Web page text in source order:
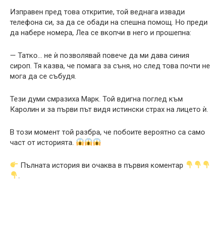
Изправен пред това откритие, той веднага извади
телефона си, за да се обади на спешна помощ. Но преди
да набере номера, Леа се вкопчи в него и прошепна:
— Татко… не ѝ позволявай повече да ми дава синия
сироп. Тя казва, че помага за съня, но след това почти не
мога да се събудя.
Тези думи смразиха Марк. Той вдигна поглед към
Каролин и за първи път видя истински страх на лицето ѝ.
В този момент той разбра, че побоите вероятно са само
част от историята.
Пълната история ви очаква в първия коментар